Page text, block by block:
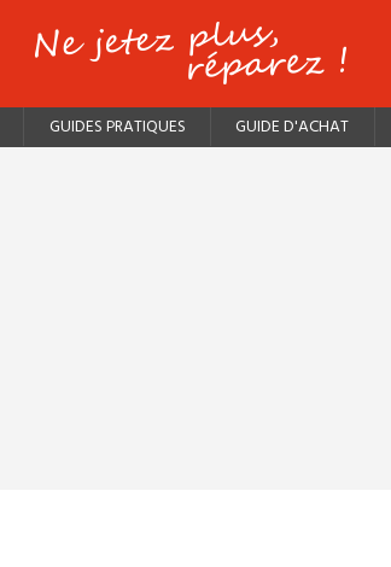
GUIDES PRATIQUES GUIDE D'ACHAT